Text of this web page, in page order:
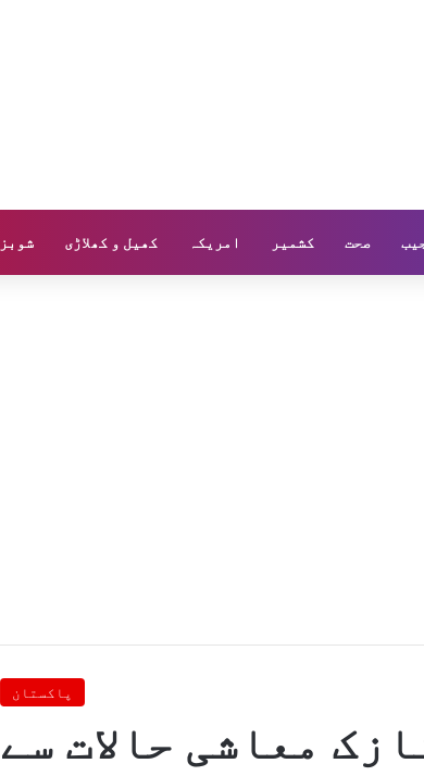
شوبز کھیل و کھلاڑی امریکہ کشمیر صحت
پاکستان
معاشی حالات سے